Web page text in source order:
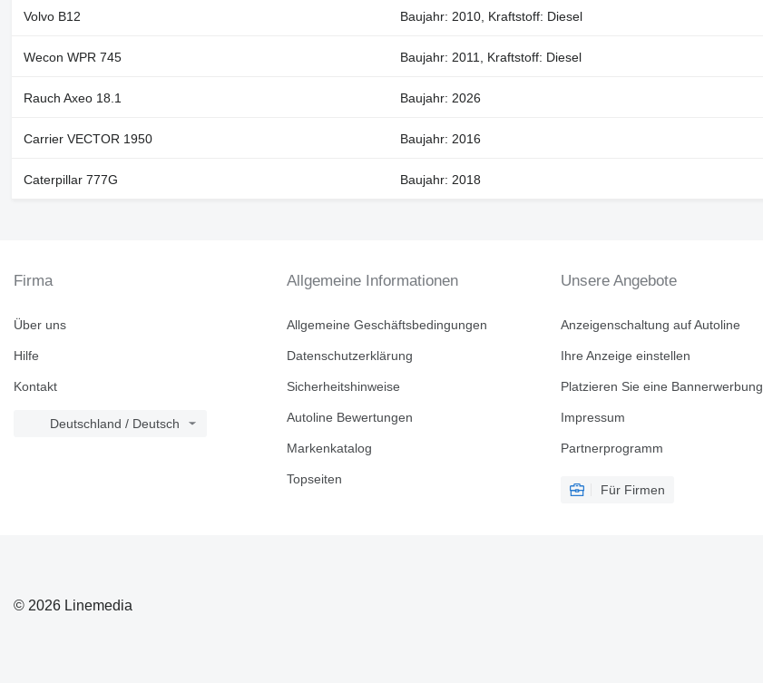
Volvo B12 Baujahr: 2010, Kraftstoff: Diesel
Wecon WPR 745 Baujahr: 2011, Kraftstoff: Diesel
Rauch Axeo 18.1 Baujahr: 2026
Carrier VECTOR 1950 Baujahr: 2016
Caterpillar 777G Baujahr: 2018
Firma
Über uns
Hilfe
Kontakt
Deutschland / Deutsch
Allgemeine Informationen
Allgemeine Geschäftsbedingungen
Datenschutzerklärung
Sicherheitshinweise
Autoline Bewertungen
Markenkatalog
Topseiten
Unsere Angebote
Anzeigenschaltung auf Autoline
Ihre Anzeige einstellen
Platzieren Sie eine Bannerwerbung
Impressum
Partnerprogramm
Für Firmen
© 2026 Linemedia